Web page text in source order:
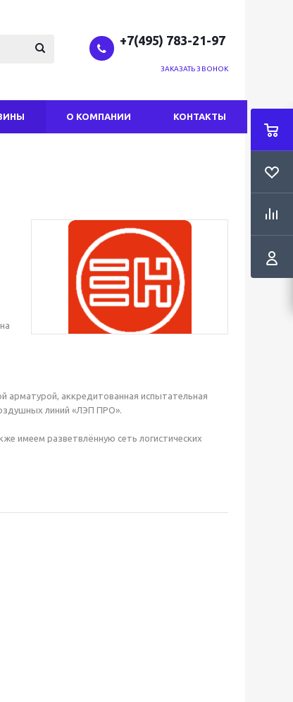
+7(495) 783-21-97
ЗАКАЗАТЬ ЗВОНОК
О КОМПАНИИ КОНТАКТЫ
аккредитованная испытательная
линий «ЛЭП ПРО».
имеем разветвлённую сеть логистических